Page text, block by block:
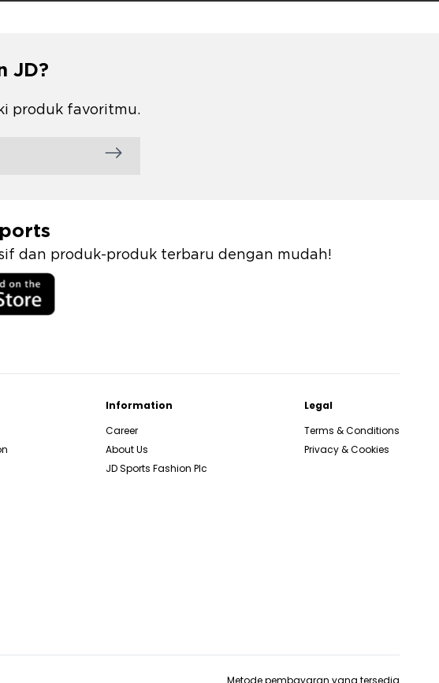
JD?
produk favoritmu.
dan produk-produk terbaru dengan mudah!
Information
Career
About Us
JD Sports Fashion Plc
Legal
Terms & Conditions
Privacy & Cookies
Metode pembayaran yang tersedia